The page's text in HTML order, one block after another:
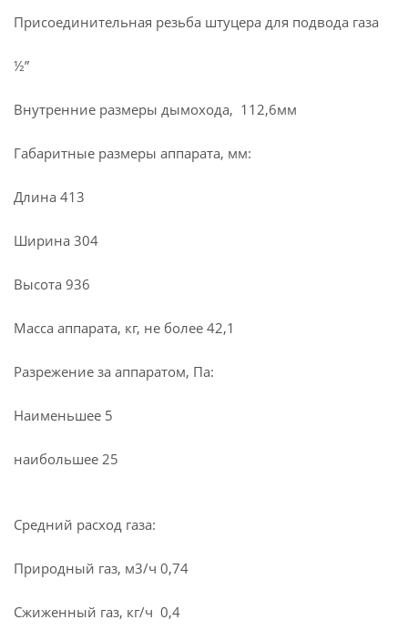
Присоединительная резьба штуцера для подвода газа
½”
Внутренние размеры дымохода, 112,6мм
Габаритные размеры аппарата, мм:
Длина 413
Ширина 304
Высота 936
Масса аппарата, кг, не более 42,1
Разрежение за аппаратом, Па:
Наименьшее 5
наибольшее 25
Средний расход газа:
Природный газ, м3/ч 0,74
Сжиженный газ, кг/ч 0,4